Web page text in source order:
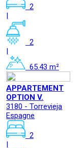
2
2
|
65.43 m²
APPARTEMENT
OPTION V.
3180 - Torrevieja
Espagne
2
|